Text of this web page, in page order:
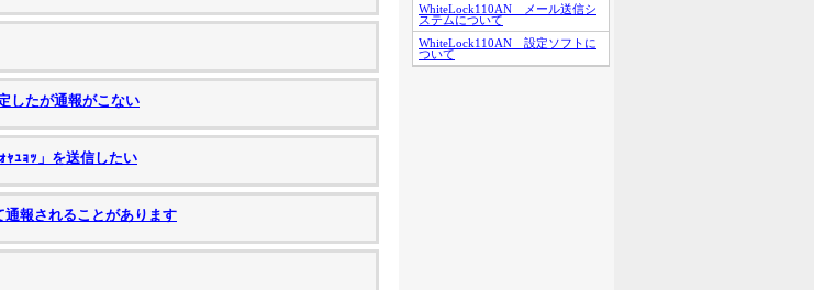
したが通報がこない
ｬｭｮｯ」を送信したい
通報されることがあります
WhiteLock110AN メール送信シ
ステムについて
WhiteLock110AN 設定ソフトに
ついて